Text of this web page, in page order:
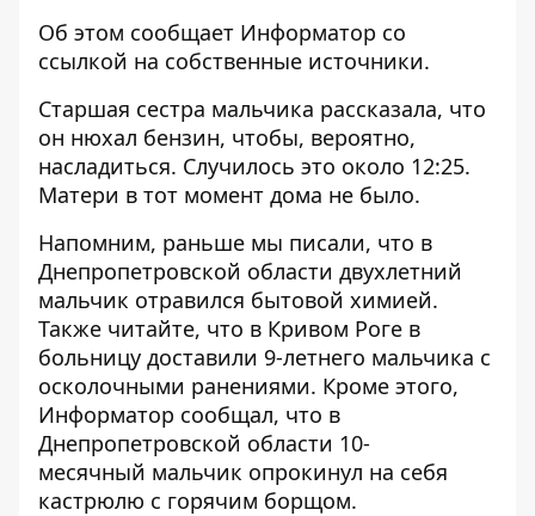
Об этом сообщает Информатор со
ссылкой на собственные источники.
Старшая сестра мальчика рассказала, что
он нюхал бензин, чтобы, вероятно,
насладиться. Случилось это около 12:25.
Матери в тот момент дома не было.
Напомним, раньше мы писали, что в
Днепропетровской области двухлетний
мальчик отравился бытовой химией.
Также читайте, что в Кривом Роге в
больницу доставили 9-летнего мальчика с
осколочными ранениями. Кроме этого,
Информатор сообщал, что в
Днепропетровской области 10-
месячный мальчик опрокинул на себя
кастрюлю с горячим борщом.